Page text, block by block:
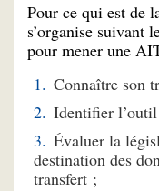
Pour ce qui est de
s’organise suivant
pour mener une
Connaître son
Identifier
Évaluer la
destination des
transfert ;